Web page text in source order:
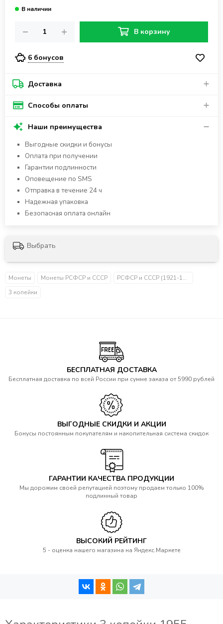
В корзину
6 бонусов
Доставка
Способы оплаты
Наши преимущества
Выгодные скидки и бонусы
Оплата при получении
Гарантии подлинности
Оповещение по SMS
Отправка в течение 24 ч
Надежная упаковка
Безопасная оплата онлайн
Выбрать
Монеты Монеты РСФСР и СССР
РСФСР и СССР (1921-1958)
3 копейки
БЕСПЛАТНАЯ ДОСТАВКА
Бесплатная доставка по всей России при сумме заказа от 5990 рублей
ВЫГОДНЫЕ СКИДКИ И АКЦИИ
Бонусы постоянным покупателям и накопительная система скидок
ГАРАНТИИ КАЧЕСТВА ПРОДУКЦИИ
Мы дорожим своей репутацией поэтому продаем только 100%
подлинный товар
ВЫСОКИЙ РЕЙТИНГ
5 - оценка нашего магазина на Яндекс.Маркете